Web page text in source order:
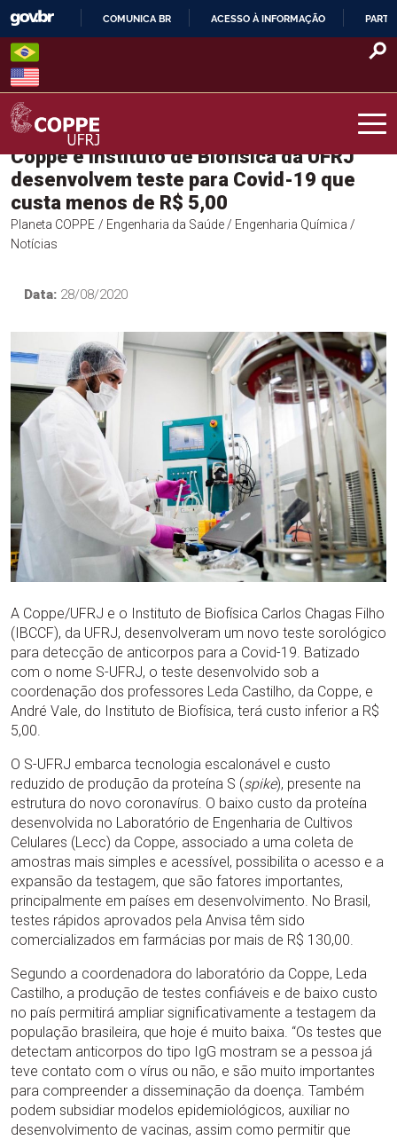
Skip
content
O
COMUNICA BR ACESSO À INFORMAÇÃO
COPPE – UFRJ
Coppe e Instituto de Biofísica da UFRJ
desenvolvem teste para Covid-19 que
custa menos de R$ 5,00
Planeta COPPE / Engenharia da Saúde / Engenharia Química /
Notícias
Data: 28/08/2020
A Coppe/UFRJ e o Instituto de Biofísica Carlos Chagas Filho
(IBCCF), da UFRJ, desenvolveram um novo teste sorológico
para detecção de anticorpos para a Covid-19. Batizado
com o nome S-UFRJ, o teste desenvolvido sob a
coordenação dos professores Leda Castilho, da Coppe, e
André Vale, do Instituto de Biofísica, terá custo inferior a R$
5,00.
O S-UFRJ embarca tecnologia escalonável e custo
reduzido de produção da proteína S (spike), presente na
estrutura do novo coronavírus. O baixo custo da proteína
desenvolvida no Laboratório de Engenharia de Cultivos
Celulares (Lecc) da Coppe, associado a uma coleta de
amostras mais simples e acessível, possibilita o acesso e a
expansão da testagem, que são fatores importantes,
principalmente em países em desenvolvimento. No Brasil,
testes rápidos aprovados pela Anvisa têm sido
comercializados em farmácias por mais de R$ 130,00.
Segundo a coordenadora do laboratório da Coppe, Leda
Castilho, a produção de testes confiáveis e de baixo custo
no país permitirá ampliar significativamente a testagem da
população brasileira, que hoje é muito baixa. “Os testes que
detectam anticorpos do tipo IgG mostram se a pessoa já
teve contato com o vírus ou não, e são muito importantes
para compreender a disseminação da doença. Também
podem subsidiar modelos epidemiológicos, auxiliar no
desenvolvimento de vacinas, assim como permitir que